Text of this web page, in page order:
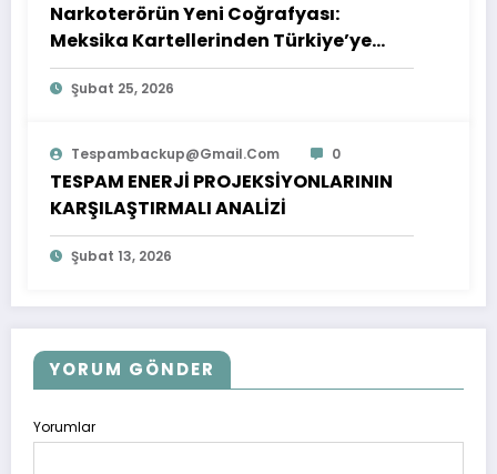
Narkoterörün Yeni Coğrafyası:
Meksika Kartellerinden Türkiye’ye
Çıkarılan Dersler
Şubat 25, 2026
Tespambackup@gmail.com 0
TESPAM ENERJİ PROJEKSİYONLARININ
KARŞILAŞTIRMALI ANALİZİ
Şubat 13, 2026
YORUM GÖNDER
Yorumlar